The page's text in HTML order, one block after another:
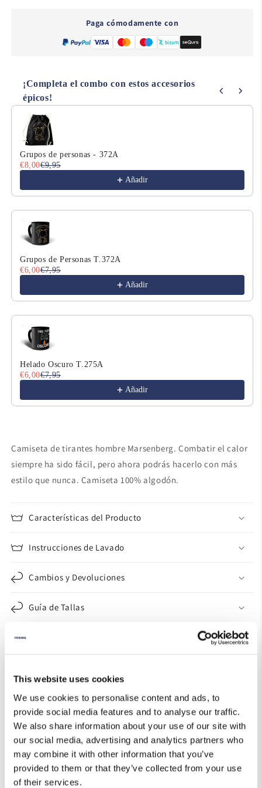
This website uses cookies
We use cookies to personalise content and ads, to
provide social media features and to analyse our traffic.
We also share information about your use of our site with
our social media, advertising and analytics partners who
may combine it with other information that you’ve
provided to them or that they’ve collected from your use
of their services.
Paga cómodamente con
¡Completa el combo con estos accesorios
épicos!
Use the Previous and Next buttons to navigate through
Grupos de personas - 372A
€8,00€9,95
Añadir
Grupos de Personas T.372A
€6,00€7,95
Añadir
Helado Oscuro T.275A
€6,00€7,95
Añadir
Camiseta de tirantes hombre Marsenberg. Combatir el calor
siempre ha sido fácil, pero ahora podrás hacerlo con más
estilo que nunca. Camiseta 100% algodón.
Características del Producto
Instrucciones de Lavado
Cambios y Devoluciones
Guía de Tallas